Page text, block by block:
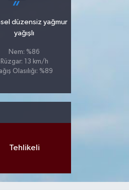
düzensiz yağmur
yağışlı
Nem: %86
Rüzgar: 13 km/h
Olasılığı: %89
Tehlikeli